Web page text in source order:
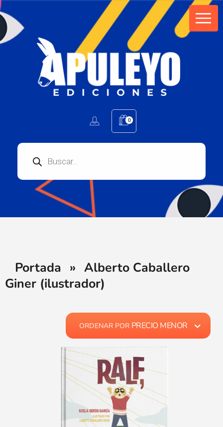
0
Portada » Alberto Caballero
Giner (ilustrador)
ORDENAR POR PRECIO MENOR